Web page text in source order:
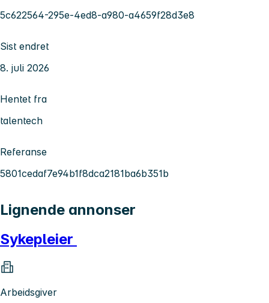
5c622564-295e-4ed8-a980-a4659f28d3e8
Sist endret
8. juli 2026
Hentet fra
talentech
Referanse
5801cedaf7e94b1f8dca2181ba6b351b
Lignende annonser
Sykepleier
Arbeidsgiver